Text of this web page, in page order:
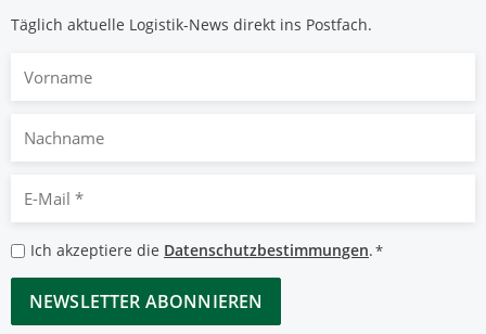
Täglich aktuelle Logistik-News direkt ins Postfach.
Nachname
Mail
*
Datenschutzbestimmungen
*
Ich akzeptiere die Datenschutzbestimmungen.*
CAPTCHA